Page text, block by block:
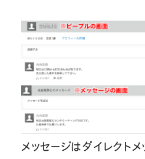
メッセージはダイレクト